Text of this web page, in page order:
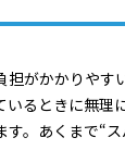
担がかかりやす
いるときに無理
す。あくまで“